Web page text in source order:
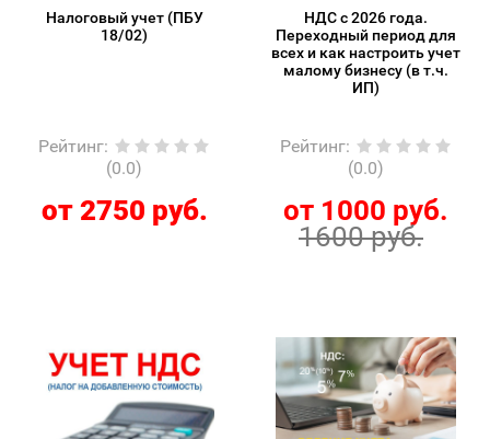
Налоговый учет (ПБУ
18/02)
Рейтинг:
(0.0)
от 2750 руб.
НДС с 2026 года.
Переходный период для
всех и как настроить учет
малому бизнесу (в т.ч.
ИП)
Рейтинг:
(0.0)
от 1000 руб.
1600 руб.